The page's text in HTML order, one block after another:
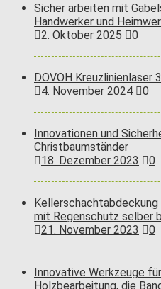
Sicher arbeiten mit
Handwerker und
2. Oktober 2025
0
DOVOH Kreuzlinienlaser
4. November 2024
0
Innovationen und
Christbaumständer
18. Dezember 2023
0
mit Regenschutz selber
21. November 2023
0
Innovative Werkzeuge
Holzbearbeitung, die